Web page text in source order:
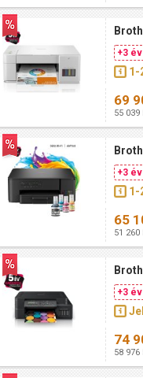
+3
1-
69
55 039
+3
1-
65
51 260
+3
74
58 976